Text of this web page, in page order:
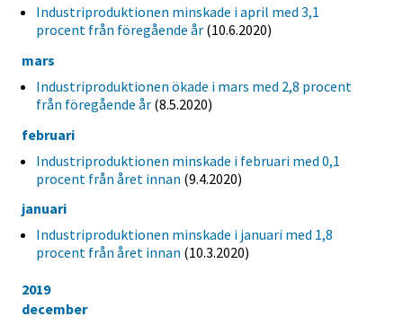
Industriproduktionen minskade i april med 3,1
procent från föregående år (10.6.2020)
mars
Industriproduktionen ökade i mars med 2,8 procent
från föregående år (8.5.2020)
februari
Industriproduktionen minskade i februari med 0,1
procent från året innan (9.4.2020)
januari
Industriproduktionen minskade i januari med 1,8
procent från året innan (10.3.2020)
2019
december